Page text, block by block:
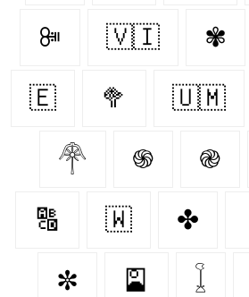
ꔼ 🇻🇮 ✾
🇪‌ 🥦 🇺🇲
𓋇 ֍ ֎
🔠 🇼‌ ✤
✼ 🎴 𓆼